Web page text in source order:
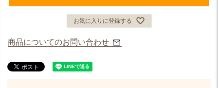
お気に入りに登録する
商品についてのお問い合わせ